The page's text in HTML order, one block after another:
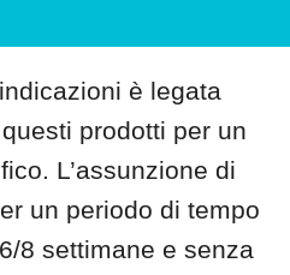
è legata
prodotti per un
L’assunzione di
un periodo di tempo
8 settimane e senza